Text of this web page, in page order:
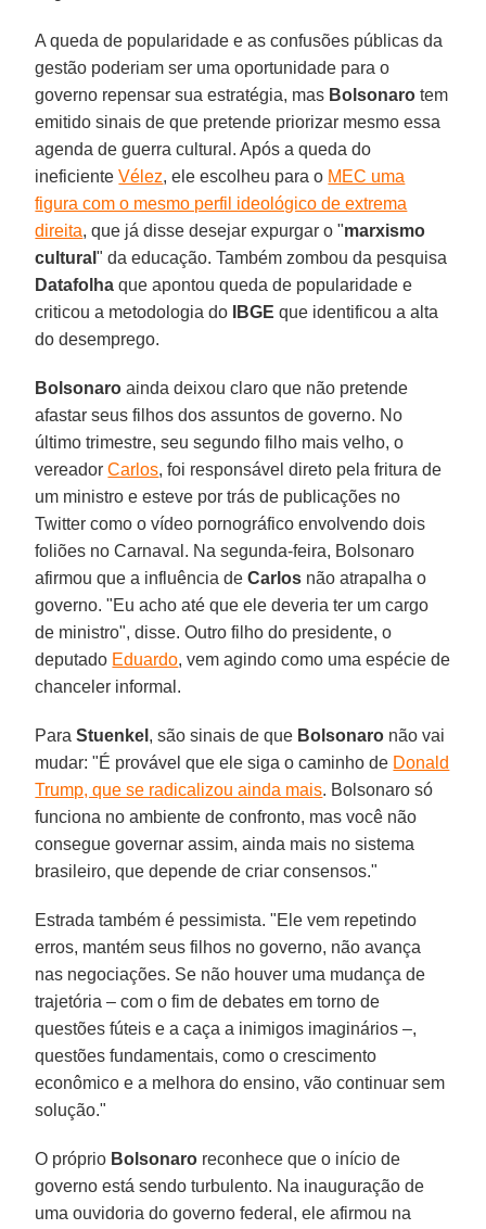
A queda de popularidade e as confusões públicas da
gestão poderiam ser uma oportunidade para o
governo repensar sua estratégia, mas Bolsonaro tem
emitido sinais de que pretende priorizar mesmo essa
agenda de guerra cultural. Após a queda do
ineficienteVélez, ele escolheu para o MEC uma
figura com o mesmo perfil ideológico de extrema
direita, que já disse desejar expurgar o "marxismo
cultural" da educação. Também zombou da pesquisa
Datafolha que apontou queda de popularidade e
criticou a metodologia do
IBGE que identificou a alta
do desemprego.
Bolsonaro ainda deixou claro que não pretende
afastar seus filhos dos assuntos de governo. No
último trimestre, seu segundo filho mais velho, o
vereadorCarlos, foi responsável direto pela fritura de
um ministro e esteve por trás de publicações no
Twitter como o vídeo pornográfico envolvendo dois
foliões no Carnaval. Na segunda-feira, Bolsonaro
afirmou que a influência deCarlos não atrapalha o
governo. "Eu acho até que ele deveria ter um cargo
de ministro", disse. Outro filho do presidente, o
deputado Eduardo, vem agindo como uma espécie de
chanceler informal.
ParaStuenkel , são sinais de que Bolsonaro não vai
mudar: "É provável que ele siga o caminho de Donald
Trump, que se radicalizou ainda mais. Bolsonaro só
funciona no ambiente de confronto, mas você não
consegue governar assim, ainda mais no sistema
brasileiro, que depende de criar consensos."
Estrada também é pessimista. "Ele vem repetindo
erros, mantém seus filhos no governo, não avança
nas negociações. Se não houver uma mudança de
trajetória – com o fim de debates em torno de
questões fúteis e a caça a inimigos imaginários –,
questões fundamentais, como o crescimento
econômico e a melhora do ensino, vão continuar sem
solução."
O próprio Bolsonaro reconhece que o início de
governo está sendo turbulento. Na inauguração de
uma ouvidoria do governo federal, ele afirmou na